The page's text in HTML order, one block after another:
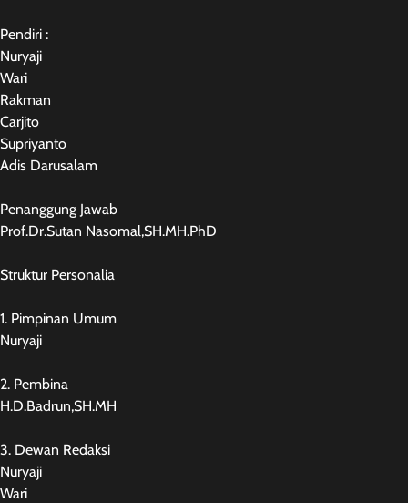
Pendiri :
Nuryaji
Wari
Rakman
Carjito
Supriyanto
Adis Darusalam
Penanggung Jawab
Prof.Dr.Sutan Nasomal,SH.MH.PhD
Struktur Personalia
1. Pimpinan Umum
Nuryaji
2. Pembina
H.D.Badrun,SH.MH
3. Dewan Redaksi
Nuryaji
Wari